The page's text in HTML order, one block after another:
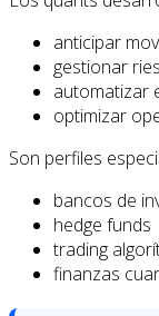
anticipar
gestionar
automatizar
optimizar
Son perfiles
bancos de
hedge funds
trading
finanzas